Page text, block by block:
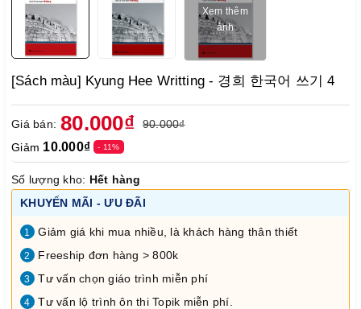
Xem thêm
ảnh
[Sách màu] Kyung Hee Writting - 경희 한국어 쓰기 4
Giá bán: 80.000₫
90.000₫
Giảm 10.000₫ - 11%
Số lượng kho: Hết hàng
KHUYẾN MÃI - ƯU ĐÃI
1 Giảm giá khi mua nhiều, là khách hàng thân thiết
2 Freeship đơn hàng > 800k
3 Tư vấn chọn giáo trình miễn phí
4 Tư vấn lộ trình ôn thi Topik miễn phí.